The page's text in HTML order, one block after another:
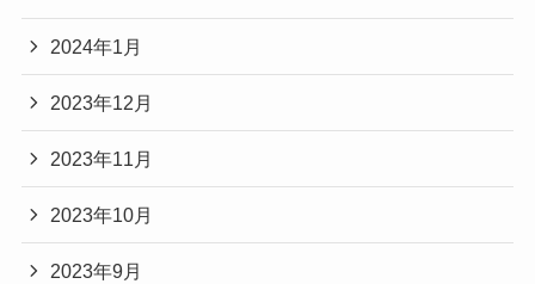
2024年1月
2023年12月
2023年11月
2023年10月
2023年9月